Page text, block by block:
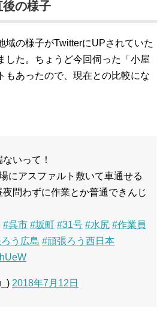
の様子
域の様子がTwitterにUPされていた
した。ちょうど今回伺った「小屋
もあったので、現在との比較にな
いって！
にアスファルト敷いて車通せる
問わずに作業とか普通できんじ
#呉市 #坂町 #31号 #水尻 #作業員
う広島 #頑張ろう西日本
2018年7月12日